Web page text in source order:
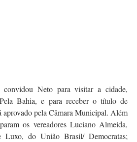
Neto para visitar a cidade,
Bahia, e para receber o título de
aprovado pela Câmara Municipal. Além
os vereadores Luciano Almeida,
Luxo, do União Brasil/ Democratas;